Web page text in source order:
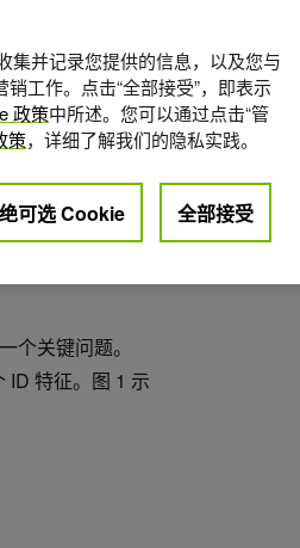
个关键问题。
ID 特征。图 1 示
集并记录您提供的信息，以及您与
工作。点击“全部接受”，即表示
政策中所述。您可以通过点击“管
策，详细了解我们的隐私实践。
可选 Cookie 全部接受